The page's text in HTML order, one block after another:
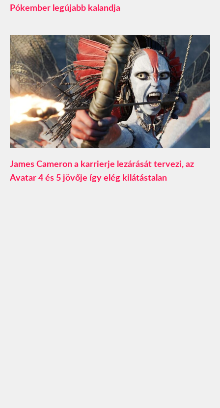
Pókember legújabb kalandja
James Cameron a karrierje lezárását tervezi, az
Avatar 4 és 5 jövője így elég kilátástalan